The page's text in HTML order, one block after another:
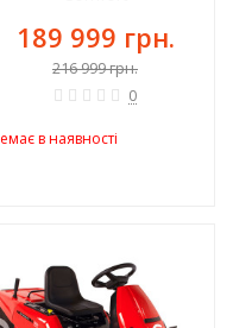
189 999 грн.
216 999 грн.
0
в наявності